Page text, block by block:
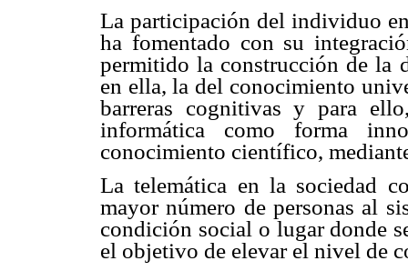
La participación del individuo
ha fomentado con su
permitido la construcción de la
en ella, la del conocimiento
barreras cognitivas y para
informática como forma
conocimiento científico,
La telemática en la sociedad
mayor número de personas al
condición social o lugar donde
el objetivo de elevar el nivel de